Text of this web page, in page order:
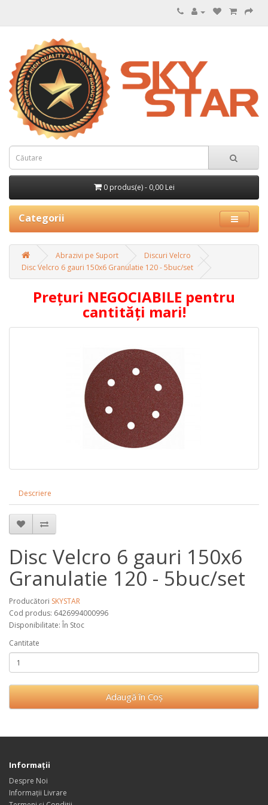
0 produs(e) - 0,00 Lei
Categorii
Abrazivi pe Suport
Discuri Velcro
Disc Velcro 6 gauri 150x6 Granulatie 120 - 5buc/set
Prețuri NEGOCIABILE pentru
cantități mari!
Descriere
Disc Velcro 6 gauri 150x6
Granulatie 120 - 5buc/set
Producători SKYSTAR
Cod produs: 6426994000996
Disponibilitate: În Stoc
Cantitate
Adaugă în Coş
Informaţii
Despre Noi
Informații Livrare